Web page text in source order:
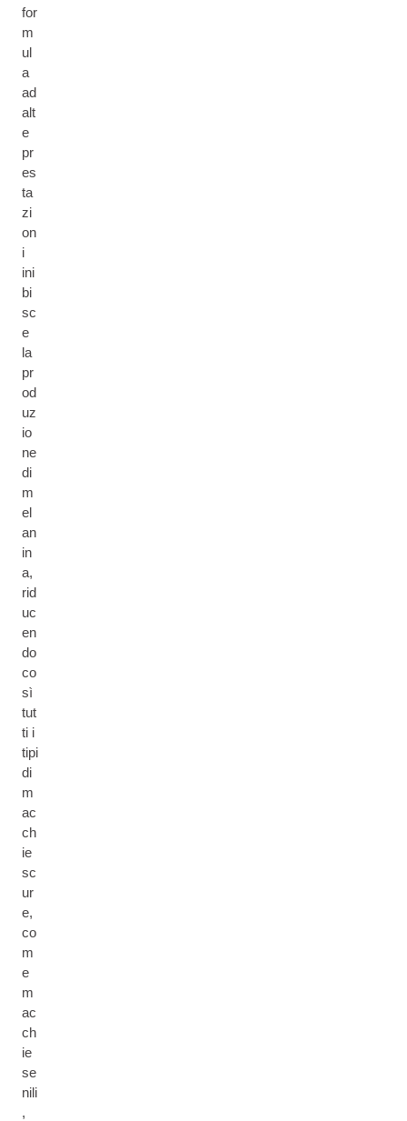
for
m
ul
a
ad
alt
e
pr
es
ta
zi
on
i
ini
bi
sc
e
la
pr
od
uz
io
ne
di
m
el
an
in
a,
rid
uc
en
do
co
sì
tut
ti i
tipi
di
m
ac
ch
ie
sc
ur
e,
co
m
e
m
ac
ch
ie
se
nili
,